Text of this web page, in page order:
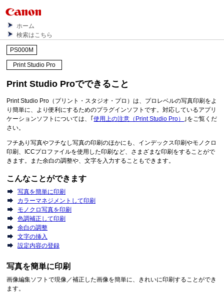
ホーム
検索はこちら
PS000M
Print Studio Pro
Print Studio Proでできること
Print Studio Pro （プリント・スタジオ・プロ）は、プロレベルの写真印刷をよ
り簡単に、より便利にするためのプラグインソフトです。対応しているアプリ
ケーションソフトについては、｢使用上の注意（Print Studio Pro）
｣をご覧くだ
さい。
フチあり写真やフチなし写真の印刷のほかにも、インデックス印刷やモノクロ
印刷、ICCプロファイルを使用した印刷など、さまざまな印刷をすることがで
きます。
また余白の調整や、文字を入力することもできます。
こんなことができます
写真を簡単に印刷
カラーマネジメントして印刷
モノクロ写真を印刷
色調補正して印刷
余白の調整
文字の挿入
設定内容の登録
写真を簡単に印刷
画像編集ソフトで現像／補正した画像を簡単に、きれいに印刷することができ
ます。